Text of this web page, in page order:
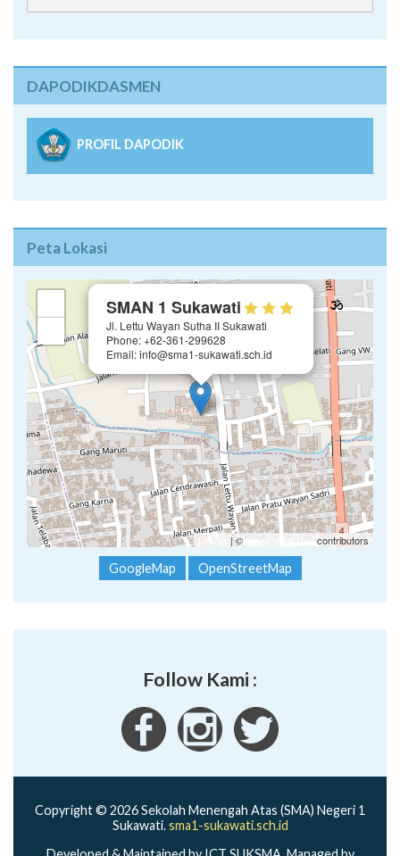
DAPODIKDASMEN
PROFIL DAPODIK
Peta Lokasi
SMAN 1 Sukawati
Jl. Lettu Wayan Sutha II Sukawati
Phone: +62-361-299628
Email: info@sma1-sukawati.sch.id
+
−
Leaflet | ©OpenStreetMapcontributors
GoogleMap OpenStreetMap
Follow Kami :
Copyright © 2026 Sekolah Menengah Atas (SMA) Negeri 1
Sukawati.sma1-sukawati.sch.id